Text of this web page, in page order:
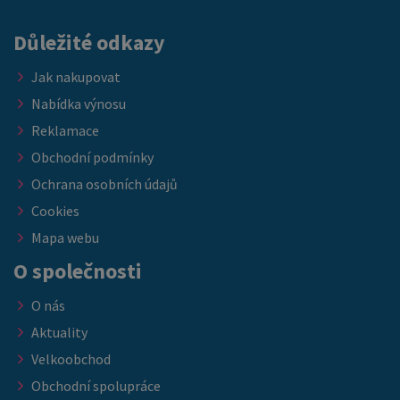
Důležité odkazy
Jak nakupovat
Nabídka výnosu
Reklamace
Obchodní podmínky
Ochrana osobních údajů
Cookies
Mapa webu
O společnosti
O nás
Aktuality
Velkoobchod
Obchodní spolupráce